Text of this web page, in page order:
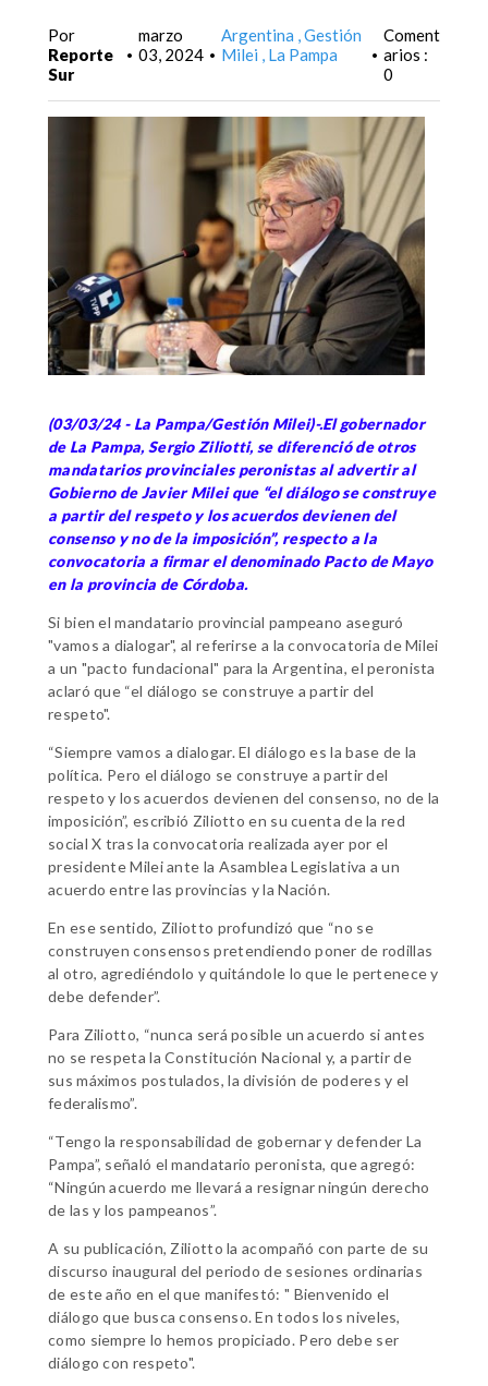
Por
Reporte
Sur
•
marzo
03, 2024 •
Argentina Gestión
Milei
La Pampa •
Coment
arios :
0
(03/03/24 - La Pampa/Gestión Milei)-.El gobernador
de La Pampa, Sergio Ziliotti, se diferenció de otros
mandatarios provinciales peronistas al advertir al
Gobierno de Javier Milei que “el diálogo se construye
a partir del respeto y los acuerdos devienen del
consenso y no de la imposición”, respecto a la
convocatoria a firmar el denominado Pacto de Mayo
en la provincia de Córdoba.
Si bien el mandatario provincial pampeano aseguró
"vamos a dialogar", al referirse a la convocatoria de Milei
a un "pacto fundacional" para la Argentina, el peronista
aclaró que “el diálogo se construye a partir del
respeto".
“Siempre vamos a dialogar. El diálogo es la base de la
política. Pero el diálogo se construye a partir del
respeto y los acuerdos devienen del consenso, no de la
imposición”, escribió Ziliotto en su cuenta de la red
social X tras la convocatoria realizada ayer por el
presidente Milei ante la Asamblea Legislativa a un
acuerdo entre las provincias y la Nación.
En ese sentido, Ziliotto profundizó que “no se
construyen consensos pretendiendo poner de rodillas
al otro, agrediéndolo y quitándole lo que le pertenece y
debe defender”.
Para Ziliotto, “nunca será posible un acuerdo si antes
no se respeta la Constitución Nacional y, a partir de
sus máximos postulados, la división de poderes y el
federalismo”.
“Tengo la responsabilidad de gobernar y defender La
Pampa”, señaló el mandatario peronista, que agregó:
“Ningún acuerdo me llevará a resignar ningún derecho
de las y los pampeanos”.
A su publicación, Ziliotto la acompañó con parte de su
discurso inaugural del periodo de sesiones ordinarias
de este año en el que manifestó: " Bienvenido el
diálogo que busca consenso. En todos los niveles,
como siempre lo hemos propiciado. Pero debe ser
diálogo con respeto".